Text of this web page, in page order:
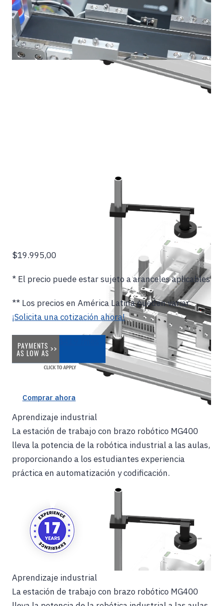
$19.995,00
* El precio puede estar sujeto a aranceles aplicables
** Los precios en América Latina pueden variar.
¡Solicita una cotización ahora!
Comprar ahora
Aprendizaje industrial
La estación de trabajo con brazo robótico MG400
lleva la potencia de la robótica industrial a las aulas,
proporcionando a los estudiantes experiencia
práctica en automatización y codificación.
Aprendizaje industrial
La estación de trabajo con brazo robótico MG400